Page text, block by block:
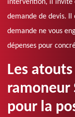
intervention, il invite
demande de devis.
demande ne vous
dépenses pour
Les
ramoneur
pour la